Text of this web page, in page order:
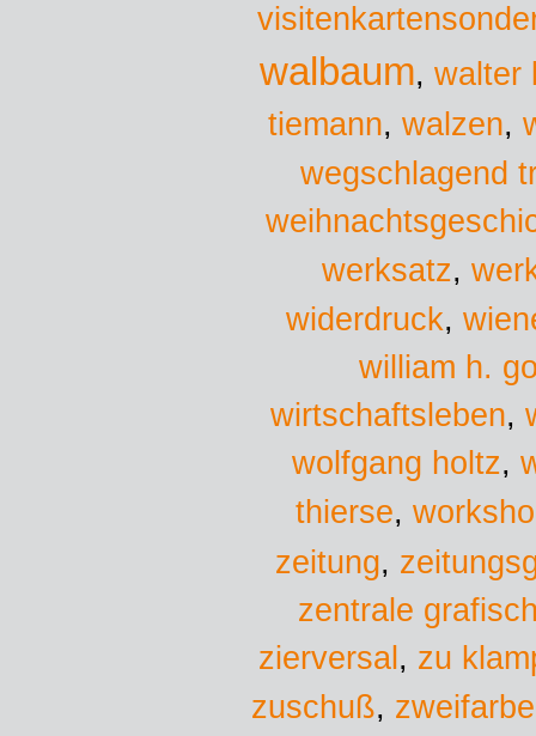
walbaum, walter
tiemann, walzen,
wegschlagend
werksatz,
widerdruck,
william h.
wirtschaftsleben,
wolfgang holtz,
thierse,
zeitung,
zentrale
zierversal , zu
zuschuß,